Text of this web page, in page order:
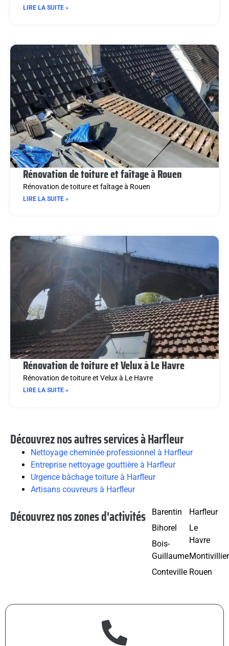
LIRE LA SUITE »
Rénovation de toiture et faîtage à Rouen
Rénovation de toiture et faîtage à Rouen
LIRE LA SUITE »
Rénovation de toiture et Velux à Le Havre
Rénovation de toiture et Velux à Le Havre
LIRE LA SUITE »
Découvrez nos autres services à Harfleur
Nettoyage cheminée professionnel à Harfleur
Entreprise nettoyage gouttière à Harfleur
Urgence bâchage toiture à Harfleur
Artisans couvreurs à Harfleur
Découvrez nos zones d'activités
Barentin
Bihorel
Bois-
Guillaume
Conteville
Harfleur
Le
Havre
Rouen